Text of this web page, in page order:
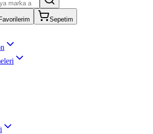
Favorilerim Sepetim